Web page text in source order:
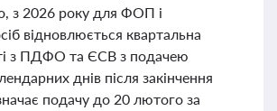
з 2026 року для ФОП і
відновлюється квартальна
з ПДФО та ЄСВ з подачею
днів після закінчення
подачу до 20 лютого за